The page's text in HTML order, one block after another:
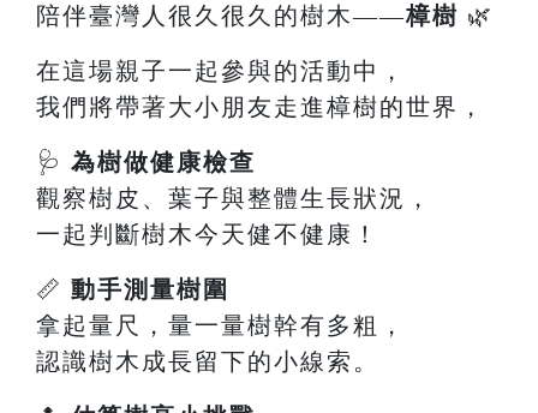
陪伴臺灣人很久很久的樹木——樟樹 🌿
在這場親子一起參與的活動中，
我們將帶著大小朋友走進樟樹的世界，
🩺 為樹做健康檢查
觀察樹皮、葉子與整體生長狀況，
一起判斷樹木今天健不健康！
📏 動手測量樹圍
拿起量尺，量一量樹幹有多粗，
認識樹木成長留下的小線索。